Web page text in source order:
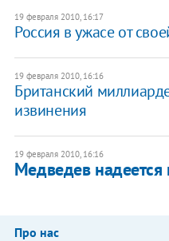
19 февраля 2010, 16:17
Россия в ужасе от
19 февраля 2010, 16:16
Британский
извинения
19 февраля 2010, 16:16
Медведев надеется
Про нас